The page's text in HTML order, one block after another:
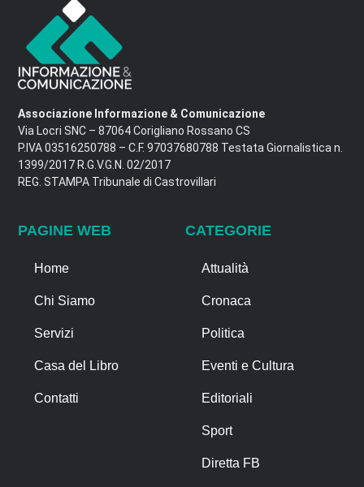
Associazione Informazione & Comunicazione
Via Locri SNC – 87064 Corigliano Rossano CS
P.IVA 03516250788 – C.F. 97037680788 Testata Giornalistica n.
1399/2017 R.G.V.G.N. 02/2017
REG. STAMPA Tribunale di Castrovillari
PAGINE WEB
Home
Chi Siamo
Servizi
Casa del Libro
Contatti
CATEGORIE
Attualità
Cronaca
Politica
Eventi e Cultura
Editoriali
Sport
Diretta FB